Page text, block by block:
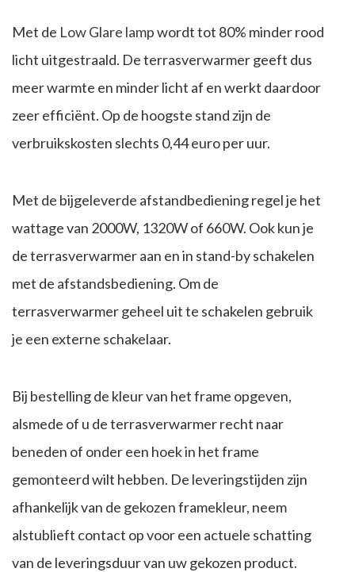
Met de Low Glare lampwordt tot 80% minder rood
licht uitgestraald. De terrasverwarmer geeft dus
meer warmte en minder licht af en werkt daardoor
zeer efficiënt. Op de hoogste stand zijn de
verbruikskosten slechts 0,44 euro per uur.
Met de bijgeleverde afstandbediening regel je het
wattage van 2000W, 1320W of 660W. Ook kun je
de terrasverwarmer aan en in stand-by schakelen
met de afstandsbediening. Om de
terrasverwarmer geheel uit te schakelen gebruik
je een externe schakelaar.
Bij bestelling de kleur van het frame opgeven,
alsmede of u de terrasverwarmer recht naar
beneden of onder een hoek in het frame
gemonteerd wilt hebben. De leveringstijden zijn
afhankelijk van de gekozen framekleur, neem
alstublieft contact op voor een actuele schatting
van de leveringsduur van uw gekozen product.